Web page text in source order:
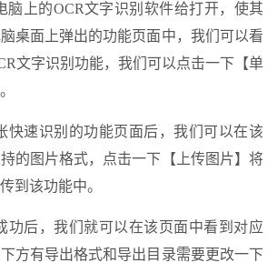
脑上的OCR文字识别软件给打开，使其
桌面上弹出的功能页面中，我们可以看
文字识别功能，我们可以点击一下【单
快速识别的功能页面后，我们可以在该
的图片格式，点击一下【上传图片】将
到该功能中。
功后，我们就可以在该页面中看到对应
方有导出格式和导出目录需要更改一下